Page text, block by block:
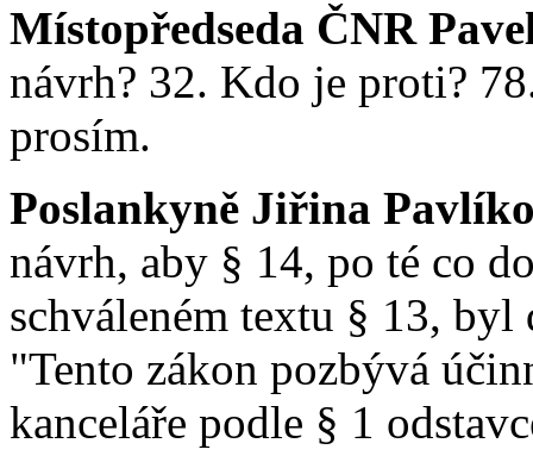
Místopředseda ČNR
návrh? 32. Kdo je proti?
prosím.
Poslankyně Jiřina
návrh, aby § 14, po té co
schváleném textu § 13,
"Tento zákon pozbývá
kanceláře podle § 1